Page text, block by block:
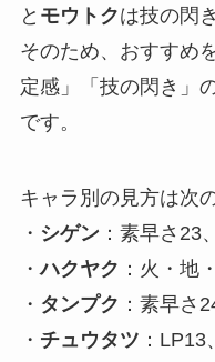
と モウトクは技の閃
そのため、おすすめ
定感」「技の閃き」
です。
キャラ別の見方は次
・ シゲン：素早さ23
・ハクヤク ：火・地
・ タンプク ：素早さ
・ チュウタツ ：